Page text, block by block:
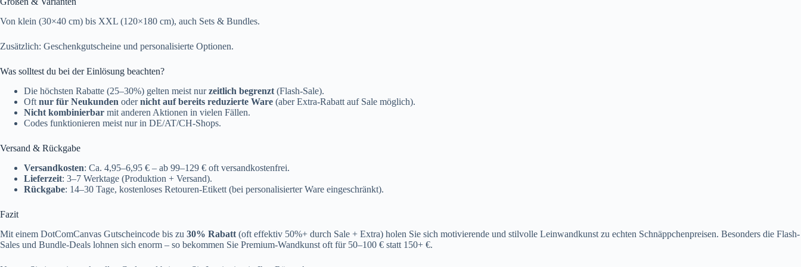
Von klein (30×40 cm) bis XXL (120×180 cm), auch Sets & Bundles.
Zusätzlich: Geschenkgutscheine und personalisierte Optionen.
Was solltest du bei der Einlösung beachten?
Die höchsten Rabatte (25–30%) gelten meist nurzeitlich begrenzt (Flash-Sale).
Oft nur für Neukunden odernicht auf bereits reduzierte Ware (aber Extra-Rabatt auf Sale möglich).
Nicht kombinierbar mit anderen Aktionen in vielen Fällen.
Codes funktionieren meist nur in DE/AT/CH-Shops.
Versand & Rückgabe
Versandkosten: Ca. 4,95–6,95 € – ab 99–129 € oft versandkostenfrei.
Lieferzeit: 3–7 Werktage (Produktion + Versand).
Rückgabe: 14–30 Tage, kostenloses Retouren-Etikett (bei personalisierter Ware eingeschränkt).
Fazit
Mit einem DotComCanvas Gutscheincode bis zu 30% Rabatt (oft effektiv 50%+ durch Sale + Extra) holen Sie sich motivierende und stilvolle Leinwandkunst zu echten Schnäppchenpreisen. Besonders die Flash-
Sales und Bundle-Deals lohnen sich enorm – so bekommen Sie Premium-Wandkunst oft für 50–100 € statt 150+ €.